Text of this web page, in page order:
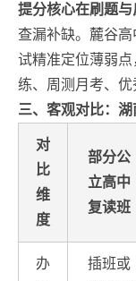
提分核心在刷题与
查漏补缺。麓谷
试精准定位薄弱点
练、周测月考、优
三、客观对比：
对
比
维
度
部分公
立高中
复读班
办
插班或